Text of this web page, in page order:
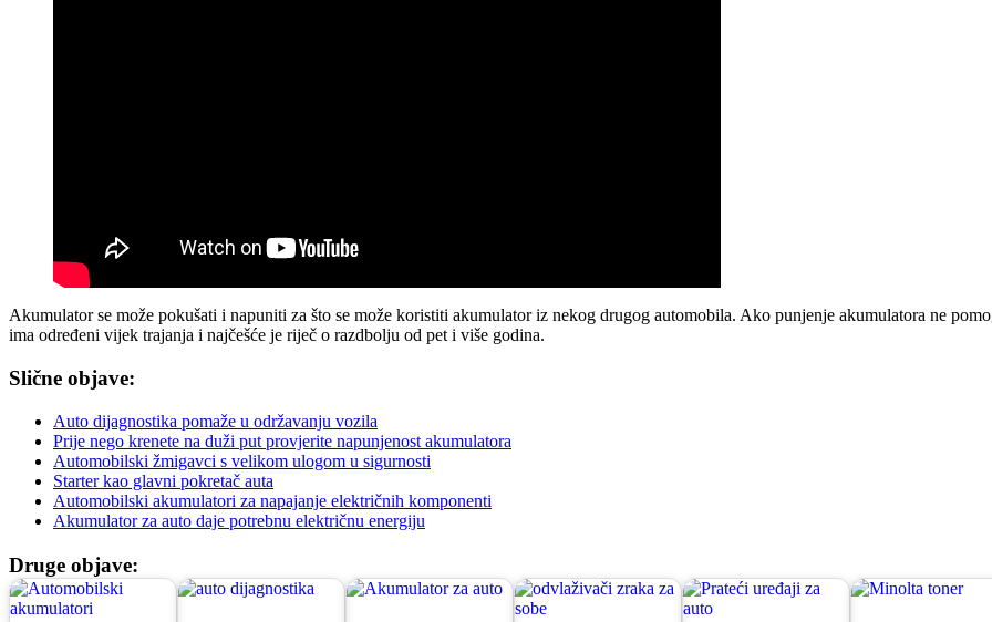
Akumulator se može pokušati i napuniti za što se može koristiti akumulator iz nekog drugog automobila. Ako punjenje akumulatora ne
ima određeni vijek trajanja i najčešće je riječ o razdbolju od pet i više godina.
Slične objave:
Auto dijagnostika pomaže u održavanju vozila
Prije nego krenete na duži put provjerite napunjenost akumulatora
Automobilski žmigavci s velikom ulogom u sigurnosti
Starter kao glavni pokretač auta
Automobilski akumulatori za napajanje električnih komponenti
Akumulator za auto daje potrebnu električnu energiju
Druge objave: